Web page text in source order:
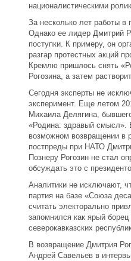
националистическими
За несколько лет работы в
Однако ее лидер Дмитрий
поступки. К примеру, он
разгар протестных акций
Кремлю пришлось снять
Рогозина, а затем
Сегодня эксперты не
эксперимент. Еще летом
Михаила Делягина,
«Родина: здравый смысл».
возможном возвращении в
постпреды при НАТО
Познеру Рогозин не стал
обсуждать это с
Аналитики не исключают,
партия на базе «Союза
считать электорально
запомнился как ярый
северокавказских
В возвращение Дмитрия
Андрей Савельев в